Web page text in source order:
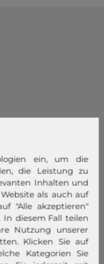
ein, um die
die Leistung zu
Inhalten und
als auch auf
"Alle akzeptieren"
In diesem Fall teilen
Nutzung unserer
Klicken Sie auf
Kategorien Sie